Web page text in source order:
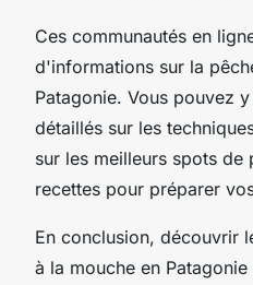
Ces communautés en
d'informations sur la
Patagonie. Vous pouvez
détaillés sur les
sur les meilleurs spots de
recettes pour préparer
En conclusion, découvrir
à la mouche en